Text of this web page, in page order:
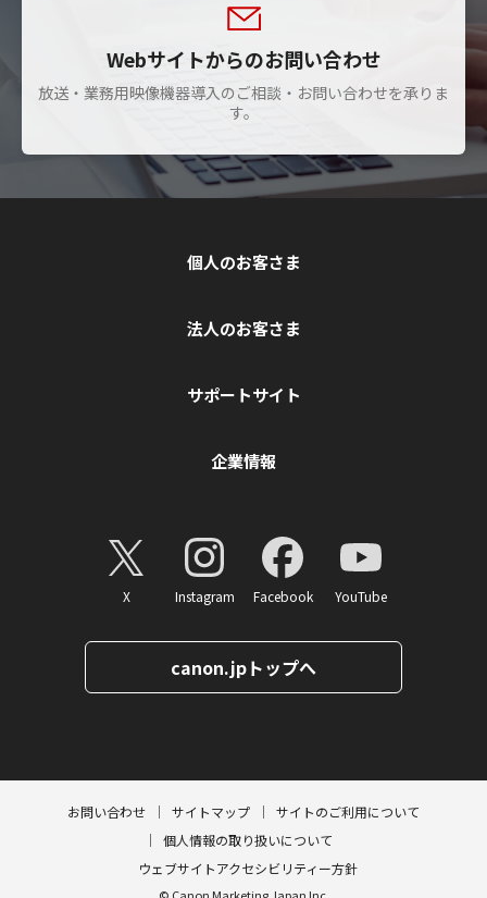
Webサイトからのお問い合わせ
放送・業務用映像機器導入のご相談・お問い合わせを承りま
す。
個人のお客さま
法人のお客さま
サポートサイト
企業情報
X Instagram Facebook YouTube
canon.jpトップへ
お問い合わせ サイトマップ
サイトのご利用について
個人情報の取り扱いについて
ウェブサイトアクセシビリティー方針